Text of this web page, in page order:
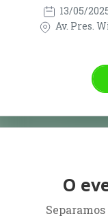
13/05/
Av. Pres.
O